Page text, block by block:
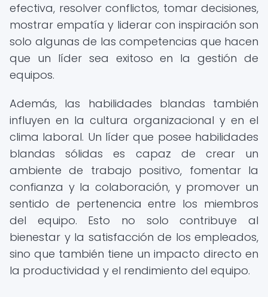
efectiva, resolver conflictos, tomar decisiones,
mostrar empatía y liderar con inspiración son
solo algunas de las competencias que hacen
que un líder sea exitoso en la gestión de
equipos.
Además, las habilidades blandas también
influyen en la cultura organizacional y en el
clima laboral. Un líder que posee habilidades
blandas sólidas es capaz de crear un
ambiente de trabajo positivo, fomentar la
confianza y la colaboración, y promover un
sentido de pertenencia entre los miembros
del equipo. Esto no solo contribuye al
bienestar y la satisfacción de los empleados,
sino que también tiene un impacto directo en
la productividad y el rendimiento del equipo.